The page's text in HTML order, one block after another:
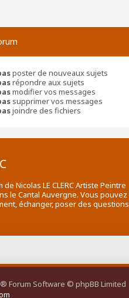
poster de nouveaux sujets
répondre aux sujets
modifier vos messages
supprimer vos messages
joindre des fichiers
Nicolas LE CLERC Artiste Peintre
le Cantal Auvergne. Vous pouvez
échanger, poser des questions
® Forum Software © phpBB Limited